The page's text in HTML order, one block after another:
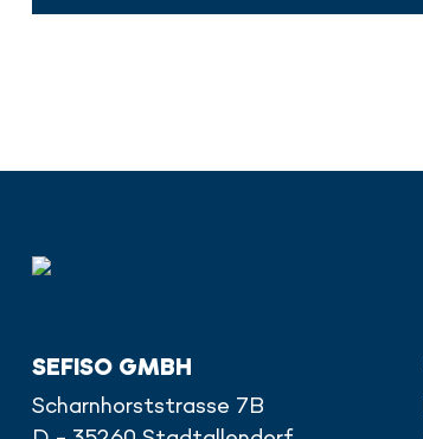
SEFISO GMBH
Scharnhorststrasse 7B